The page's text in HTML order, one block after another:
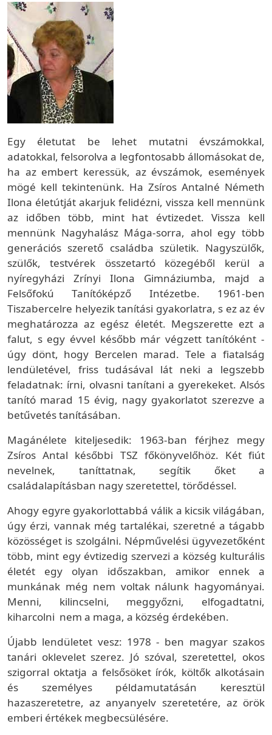
Egy életutat be lehet mutatni évszámokkal,
adatokkal, felsorolva a legfontosabb állomásokat de,
ha az embert keressük, az évszámok, események
mögé kell tekintenünk. Ha Zsíros Antalné Németh
Ilona életútját akarjuk felidézni, vissza kell mennünk
az időben több, mint hat évtizedet. Vissza kell
mennünk Nagyhalász Mága-sorra, ahol egy több
generációs szerető családba születik. Nagyszülők,
szülők, testvérek összetartó közegéből kerül a
nyíregyházi Zrínyi Ilona Gimnáziumba, majd a
Felsőfokú Tanítóképző Intézetbe. 1961-ben
Tiszabercelre helyezik tanítási gyakorlatra, s ez az év
meghatározza az egész életét. Megszerette ezt a
falut, s egy évvel később már végzett tanítóként -
úgy dönt, hogy Bercelen marad. Tele a fiatalság
lendületével, friss tudásával lát neki a legszebb
feladatnak: írni, olvasni tanítani a gyerekeket. Alsós
tanító marad 15 évig, nagy gyakorlatot szerezve a
betűvetés tanításában.
Magánélete kiteljesedik: 1963-ban férjhez megy
Zsíros Antal későbbi TSZ főkönyvelőhöz. Két fiút
nevelnek, taníttatnak, segítik őket a
családalapításban nagy szeretettel, törődéssel.
Ahogy egyre gyakorlottabbá válik a kicsik világában,
úgy érzi, vannak még tartalékai, szeretné a tágabb
közösséget is szolgálni. Népművelési ügyvezetőként
több, mint egy évtizedig szervezi a község kulturális
életét egy olyan időszakban, amikor ennek a
munkának még nem voltak nálunk hagyományai.
Menni, kilincselni, meggyőzni, elfogadtatni,
kiharcolni nem a maga, a község érdekében.
Újabb lendületet vesz: 1978 - ben magyar szakos
tanári oklevelet szerez. Jó szóval, szeretettel, okos
szigorral oktatja a felsősöket írók, költők alkotásain
és személyes példamutatásán keresztül
hazaszeretetre, az anyanyelv szeretetére, az örök
emberi értékek megbecsülésére.